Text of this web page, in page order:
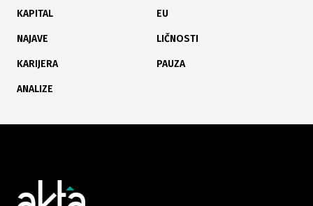
KAPITAL EU
NAJAVE LIČNOSTI
KARIJERA PAUZA
ANALIZE